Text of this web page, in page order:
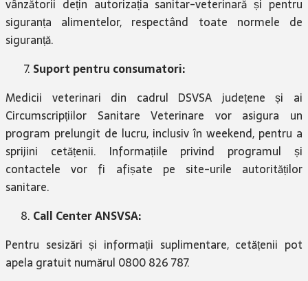
vânzătorii dețin autorizația sanitar-veterinară și pentru
siguranța alimentelor, respectând toate normele de
siguranță.
Suport pentru consumatori:
Medicii veterinari din cadrul DSVSA județene și ai
Circumscripțiilor Sanitare Veterinare vor asigura un
program prelungit de lucru, inclusiv în weekend, pentru a
sprijini cetățenii. Informațiile privind programul și
contactele vor fi afișate pe site-urile autorităților
sanitare.
Call Center ANSVSA:
Pentru sesizări și informații suplimentare, cetățenii pot
apela gratuit numărul 0800 826 787.